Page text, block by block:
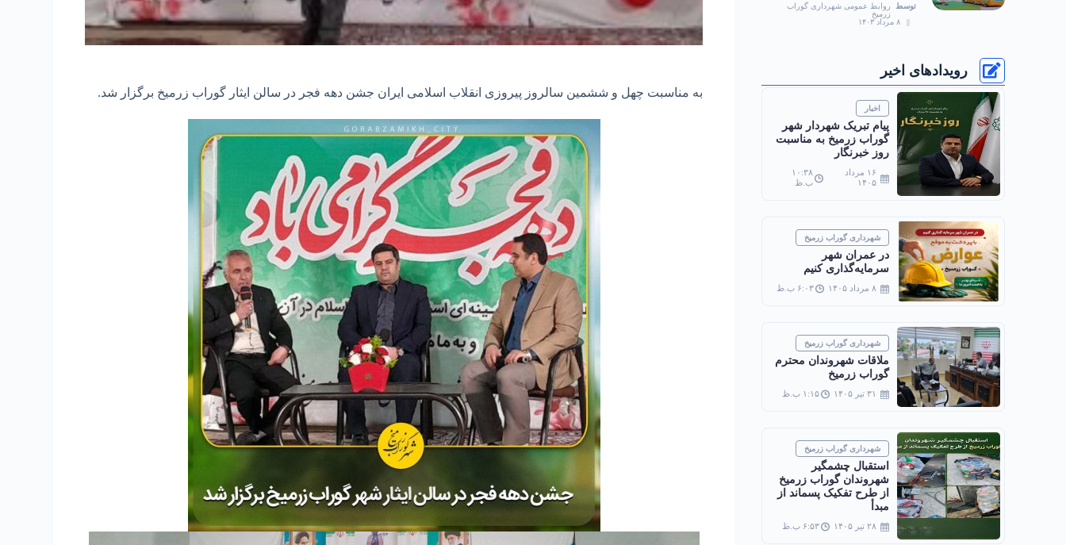
به مناسبت چهل و ششمین سالروز پیروزی انقلاب اسلامی ایران جشن دهه فجر در سالن ایثار گوراب زرمیخ برگزار شد.
توسط
روابط عمومی شهرداری گوراب
زرمیخ
۸ مرداد ۱۴۰۳
رویدادهای اخیر
اخبار
پیام تبریک شهردار شهر
گوراب زرمیخ به مناسبت
روز خبرنگار
۱۶ مرداد
۱۴۰۵
۱۰:۳۸
ب.ظ
شهرداری گوراب زرمیخ
در عمران شهر
سرمایه‌گذاری کنیم
۸ مرداد ۱۴۰۵ ۶:۰۳ ب.ظ
شهرداری گوراب زرمیخ
ملاقات شهروندان محترم
گوراب زرمیخ
۳۱ تیر ۱۴۰۵ ۱:۱۵ ب.ظ
شهرداری گوراب زرمیخ
استقبال چشمگیر
شهروندان گوراب زرمیخ
از طرح تفکیک پسماند از
مبدأ
۲۸ تیر ۱۴۰۵ ۶:۵۳ ب.ظ